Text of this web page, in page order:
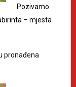
Pozivamo
– mjesta
pronađena